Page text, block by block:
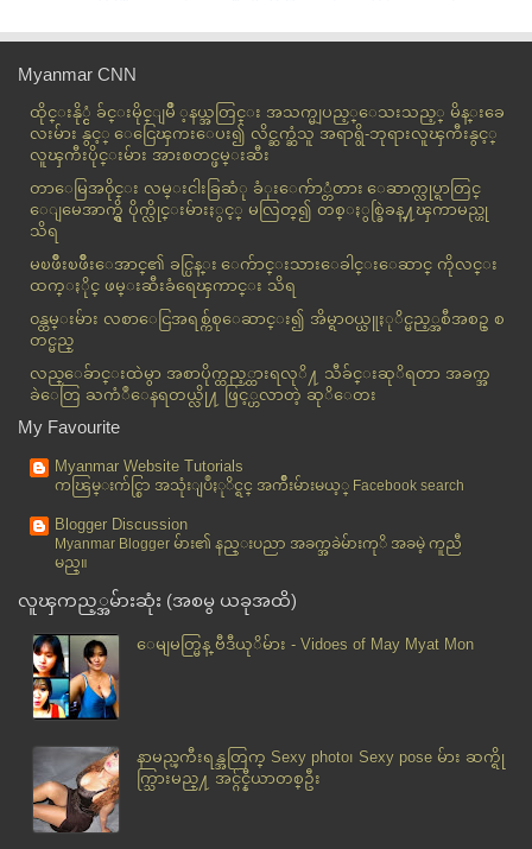
သဖ...
အမို်းသားမ်ားလည္း သတိထားသင့္သည့္ အမို်းသမီးေရာဂါ
ခ...
ေက်ာင္းေရေလာင္းအိမ္သာ ေအာက္ေျခအဂၤေတၾကမ္းခ
င္းၿပိဳက်...
ဖုန္းကတ္ ေပ်ာက္ဆံုးသူမ်ားကို စည္းကမ္းသစ္မ်ား တိုးျ...
ၿဗိတိန္မိန္းကေလး ၂ ဦးကုိ မြတ္ဆလင္ တရားေဟာဆရာက အက္
ဆ...
စပ်စ္သီးမွ ကုသေပးေသာ ေရာဂါမ်ား
Samsung စမတ္လက္ပတ္နာရီ တီထြင္ေနၿပီဟုဆုိ
ကရင္လူငယ္ အမ်ိဳးသားတစ္ဦးသည္ မိမိကိုယ္မိမိ ဆြဲႀကိဳး...
ငါးမန္းတစ္ေကာင္၏ ဝမ္းဗိုက္အတြင္းမွ ေပါင္ ၂ဝဝ အေလး
ခ...
၂၀၁၄ မယ္စၾက၀ဠာၿပိဳင္ပဲြ ျမန္မာ၀င္ၿပိဳင္မည္
အိႏ္ၵိယ၌ မိသားစု၀င္ ဆင္တစ္ေကာင္ ရထားတုိက္၍ ေသဆုံးခ...
သားအိမ္ကင္ဆာကို ေခြးျဖင့္ အနံ႔ခံခိုင္းၿပီး သိႏိုင္...
Aug 12
Aug 11( 31 )
Aug 10( 44 )
Aug 09( 22 )
Aug 08( 51 )
Aug 06( 26 )
Aug 05( 37 )
Aug 02( 29 )
Myanmar CNN
ထိုင္းနို္င္ငံ ခ်င္းမိုင္ျမိဳ ့နယ္အတြင္း အသက္မျပည့္ေသးသည့္ မိန္းခေ
လးမ်ား နွင့္ ေငြေၾကးေပး၍ လိင္ဆက္ဆံသူ အရာရွိ-ဘုရားလူၾကီးနွင့္
လူၾကီးပိုင္းမ်ား အားစတင္ဖမ္းဆီး
တာေမြအ၀ိုင္း လမ္းငါးခြဆံု ခံုးေက်ာ္တံတား ေဆာက္လုပ္ရာတြင္
ေျမေအာက္ရွိ ပိုက္လိုင္းမ်ားႏွင့္ မလြတ္၍ တစ္ႏွစ္ခြဲခန္႔ၾကာမည္ဟု
သိရ
မၿဖိဳးၿဖိဳးေအာင္၏ ခင္ပြန္း ေက်ာင္းသားေခါင္းေဆာင္ ကိုလင္း
ထက္ႏိုင္ ဖမ္းဆီးခံရေၾကာင္း သိရ
၀န္ထမ္းမ်ား လစာေငြအရစ္က်စုေဆာင္း၍ အိမ္ရာ၀ယ္ယူႏုိင္မည့္အစီအစဥ္ စ
တင္မည္
လည္ေခ်ာင္းထဲမွာ အစာပိုက္ထည့္ထားရလုိ႔ သီခ်င္းဆုိရတာ အခက္အ
ခဲေတြ ႀကံဳေနရတယ္လို႔ ဖြင့္ဟလာတဲ့ ဆုိေတး
My Favourite
Myanmar Website Tutorials
ကၽြမ္းက်င္စြာ အသုံးျပဳႏုိင္ရင္ အက်ိဳးမ်ားမယ့္ Facebook search
Blogger Discussion
Myanmar Blogger မ်ား၏ နည္းပညာ အခက္အခဲမ်ားကုိ အခမဲ့ ကူညီ
မည္။
လူၾကည့္အမ်ားဆုံး (အစမွ ယခုအထိ)
ေမျမတ္မြန္ ဗီဒီယုိမ်ား - Vidoes of May Myat Mon
နာမည္ၾကီးရန္အတြက္ Sexy photo၊ Sexy pose မ်ား ဆက္ရို
က္သြားမည္႔ အင္ဂ်င္နီယာတစ္ဦး